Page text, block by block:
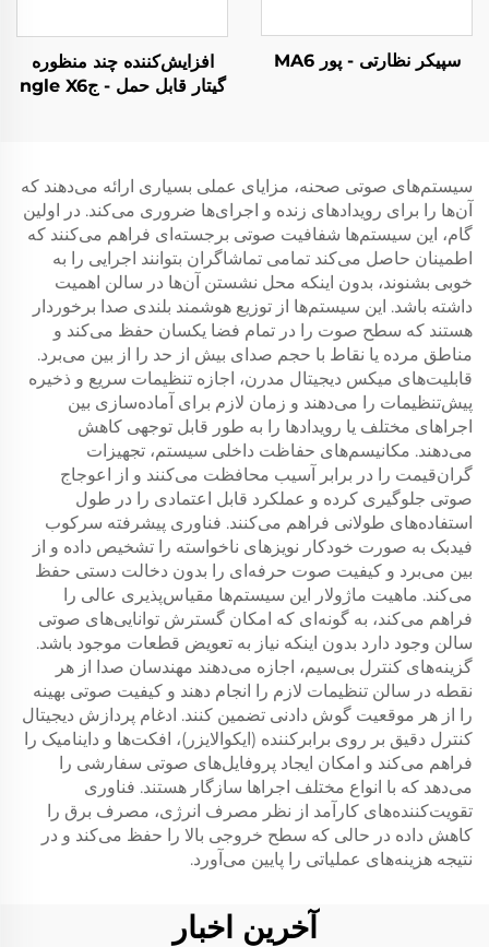
سپیکر نظارتی - پور MA6
افزایش‌کننده چند منظوره
گیتار قابل حمل - جngle X6
سیستم‌های صوتی صحنه، مزایای عملی بسیاری ارائه می‌دهند که
آن‌ها را برای رویدادهای زنده و اجرای‌ها ضروری می‌کند. در اولین
گام، این سیستم‌ها شفافیت صوتی برجسته‌ای فراهم می‌کنند که
اطمینان حاصل می‌کند تمامی تماشاگران بتوانند اجرایی را به
خوبی بشنوند، بدون اینکه محل نشستن آن‌ها در سالن اهمیت
داشته باشد. این سیستم‌ها از توزیع هوشمند بلندی صدا برخوردار
هستند که سطح صوت را در تمام فضا یکسان حفظ می‌کند و
مناطق مرده یا نقاط با حجم صدای بیش از حد را از بین می‌برد.
قابلیت‌های میکس دیجیتال مدرن، اجازه تنظیمات سریع و ذخیره
پیش‌تنظیمات را می‌دهند و زمان لازم برای آماده‌سازی بین
اجراهای مختلف یا رویدادها را به طور قابل توجهی کاهش
می‌دهند. مکانیسم‌های حفاظت داخلی سیستم، تجهیزات
گران‌قیمت را در برابر آسیب محافظت می‌کنند و از اعوجاج
صوتی جلوگیری کرده و عملکرد قابل اعتمادی را در طول
استفاده‌های طولانی فراهم می‌کنند. فناوری پیشرفته سرکوب
فیدبک به صورت خودکار نویزهای ناخواسته را تشخیص داده و از
بین می‌برد و کیفیت صوت حرفه‌ای را بدون دخالت دستی حفظ
می‌کند. ماهیت ماژولار این سیستم‌ها مقیاس‌پذیری عالی را
فراهم می‌کند، به گونه‌ای که امکان گسترش توانایی‌های صوتی
سالن وجود دارد بدون اینکه نیاز به تعویض قطعات موجود باشد.
گزینه‌های کنترل بی‌سیم، اجازه می‌دهند مهندسان صدا از هر
نقطه در سالن تنظیمات لازم را انجام دهند و کیفیت صوتی بهینه
را از هر موقعیت گوش دادنی تضمین کنند. ادغام پردازش دیجیتال
کنترل دقیق بر روی برابرکننده (ایکوالایزر)، افکت‌ها و داینامیک را
فراهم می‌کند و امکان ایجاد پروفایل‌های صوتی سفارشی را
می‌دهد که با انواع مختلف اجراها سازگار هستند. فناوری
تقویت‌کننده‌های کارآمد از نظر مصرف انرژی، مصرف برق را
کاهش داده در حالی که سطح خروجی بالا را حفظ می‌کند و در
نتیجه هزینه‌های عملیاتی را پایین می‌آورد.
آخرین اخبار